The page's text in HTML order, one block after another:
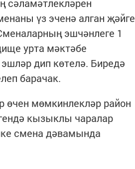
сәламәтлекләрен
үз эченә алган җәйге
эшчәнлеге 1
урта мәктәбе
дип көтелә. Биредә
барачак.
өчен мөмкинлекләр район
кызыклы чаралар
смена дәвамында